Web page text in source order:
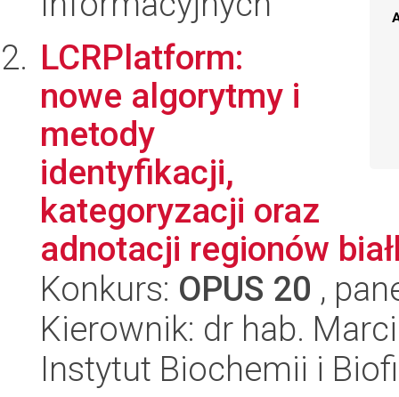
LCRPlatform:
nowe algorytmy i
metody
identyfikacji,
kategoryzacji oraz
adnotacji regionów
Konkurs: OPUS 20 ,
Kierownik: dr hab.
Instytut Biochemii i